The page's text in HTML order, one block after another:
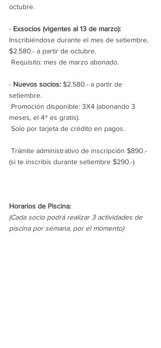
octubre.
- Exsocios (vigentes al 13 de marzo):
Inscribiéndose durante el mes de setiembre,
$2.580.- a partir de octubre.
Requisito: mes de marzo abonado.
- Nuevos socios: $2.580.- a partir de
setiembre.
meses, el 4º es gratis).
Solo por tarjeta de crédito en pagos.
(si te inscribís durante setiembre $290.-)
Horarios de Piscina:
(Cada socio podrá realizar 3 actividades de
piscina por semana, por el momento)